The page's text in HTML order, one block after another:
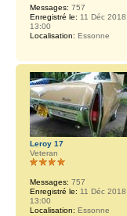
Messages: 757
Enregistré le: 11 Déc 2018,
13:00
Localisation: Essonne
Leroy 17
Veteran
Messages: 757
Enregistré le: 11 Déc 2018,
13:00
Localisation: Essonne